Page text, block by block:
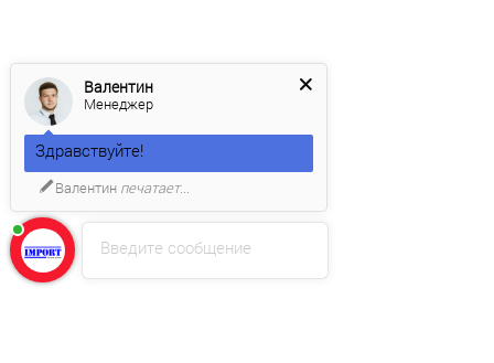
Введите сообщение
Валентин
Менеджер
Здравствуйте!
Валентинпечатает...